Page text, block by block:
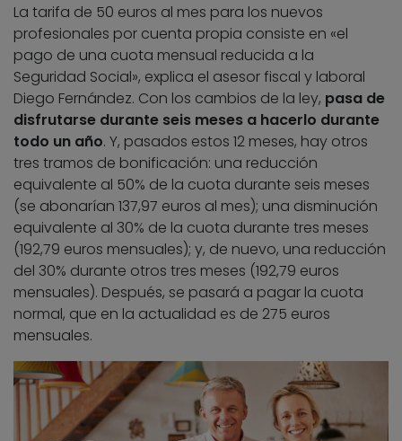
La tarifa de 50 euros al mes para los nuevos
profesionales por cuenta propia consiste en «el
pago de una cuota mensual reducida a la
Seguridad Social», explica el asesor fiscal y laboral
Diego Fernández. Con los cambios de la ley, pasa de
disfrutarse durante seis meses a hacerlo durante
todo un año. Y, pasados estos 12 meses, hay otros
tres tramos de bonificación: una reducción
equivalente al 50% de la cuota durante seis meses
(se abonarían 137,97 euros al mes); una disminución
equivalente al 30% de la cuota durante tres meses
(192,79 euros mensuales); y, de nuevo, una reducción
del 30% durante otros tres meses (192,79 euros
mensuales). Después, se pasará a pagar la cuota
normal, que en la actualidad es de 275 euros
mensuales.